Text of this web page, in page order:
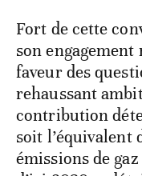
Fort de cette
son
faveur des
rehaussant
contribution
soit l’équivalent
émissions de